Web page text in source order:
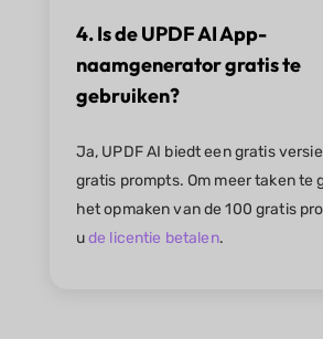
4. Is de UPDF AI App-
naamgenerator gratis te
gebruiken?
Ja, UPDF AI biedt een gratis
gratis prompts. Om meer taken te
het opmaken van de 100 gratis
ude licentie betalen.